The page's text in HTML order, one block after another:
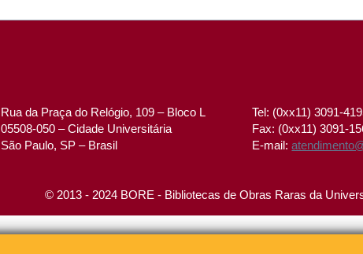
Rua da Praça do Relógio, 109 – Bloco L
05508-050 – Cidade Universitária
São Paulo, SP – Brasil
Tel: (0xx11) 3091-
Fax: (0xx11) 3091-
E-mail:
© 2013 - 2024 BORE - Bibliotecas de Obras Raras da